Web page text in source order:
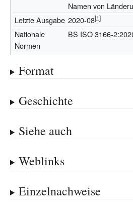
Namen von
LetzteAusgabe 2020-08
Nationale
Normen
BS ISO 3166-
Format
Geschichte
Siehe auch
Weblinks
Einzelnachweise